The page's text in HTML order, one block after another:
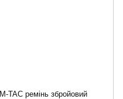
M-TAC ремінь збройовий